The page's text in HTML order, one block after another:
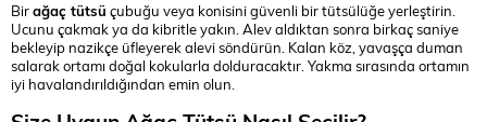
Birağaç tütsü çubuğu veya konisini güvenli bir tütsülüğe yerleştirin.
Ucunu çakmak ya da kibritle yakın. Alev aldıktan sonra birkaç saniye
bekleyip nazikçe üfleyerek alevi söndürün. Kalan köz, yavaşça duman
salarak ortamı doğal kokularla dolduracaktır. Yakma sırasında ortamın
iyi havalandırıldığından emin olun.